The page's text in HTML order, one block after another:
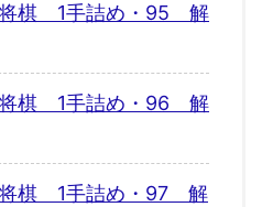
将棋 1手詰め・95 解
将棋 1手詰め・96 解
将棋 1手詰め・97 解